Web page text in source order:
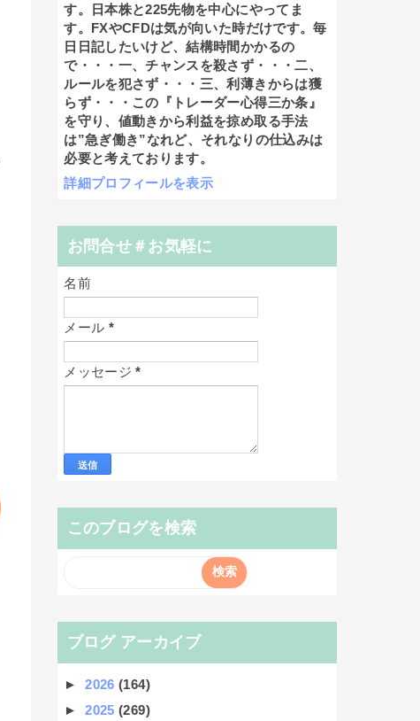
す。日本株と225先物を中心にやってま
す。FXやCFDは気が向いた時だけです。毎
日日記したいけど、結構時間かかるの
で・・・一、チャンスを殺さず・・・二、
ルールを犯さず・・・三、利薄きからは獲
らず・・・この『トレーダー心得三か条』
を守り、値動きから利益を掠め取る手法
は”急ぎ働き”なれど、それなりの仕込みは
必要と考えております。
詳細プロフィールを表示
お問合せ＃お気軽に
名前
メール *
メッセージ*
このブログを検索
ブログ アーカイブ
►2026(164)
►2025(269)